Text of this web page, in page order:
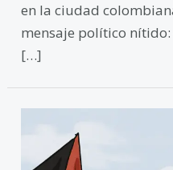
en la ciudad
mensaje político
[…]